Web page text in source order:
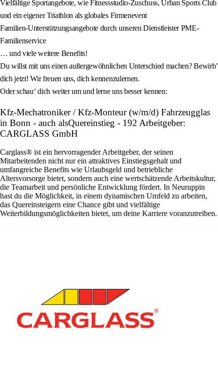
Vielfältige Sportangebote, wie Fitnessstudio-Zuschuss, Urban Sports Club
und ein eigener Triathlon als globales Firmenevent
Familien-Unterstützungsangebote durch unseren Dienstleister PME-
Familienservice
… und viele weitere Benefits!
Du willst mit uns einen außergewöhnlichen Unterschied machen? Bewirb’
dich jetzt! Wir freuen uns, dich kennenzulernen.
Oder schau‘ dich weiter um und lerne uns besser kennen:
Kfz-Mechatroniker / Kfz-Monteur (w/m/d) Fahrzeugglas
in Bonn - auch alsQuereinstieg - 192 Arbeitgeber:
CARGLASS GmbH
Carglass® ist ein hervorragender Arbeitgeber, der seinen
Mitarbeitenden nicht nur ein attraktives Einstiegsgehalt und
umfangreiche Benefits wie Urlaubsgeld und betriebliche
Altersvorsorge bietet, sondern auch eine wertschätzende Arbeitskultur,
die Teamarbeit und persönliche Entwicklung fördert. In Neuruppin
hast du die Möglichkeit, in einem dynamischen Umfeld zu arbeiten,
das Quereinsteigern eine Chance gibt und vielfältige
Weiterbildungsmöglichkeiten bietet, um deine Karriere voranzutreiben.